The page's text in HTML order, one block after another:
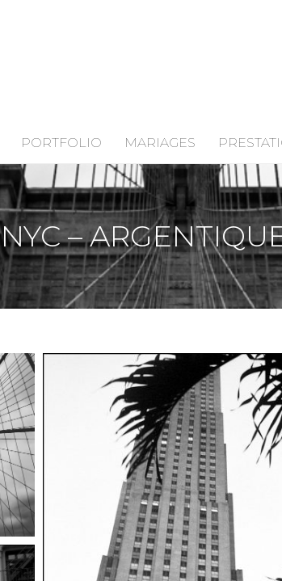
PORTFOLIO MARIAGES
NYC –